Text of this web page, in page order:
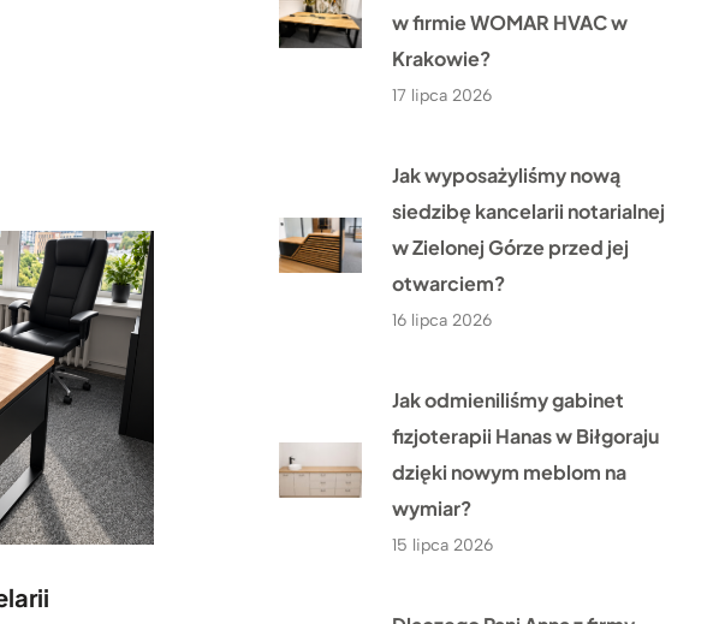
w firmie WOMAR HVAC w
Krakowie?
17 lipca 2026
Jak wyposażyliśmy nową
siedzibę kancelarii notarialnej
w Zielonej Górze przed jej
otwarciem?
16 lipca 2026
Jak odmieniliśmy gabinet
fizjoterapii Hanas w Biłgoraju
dzięki nowym meblom na
wymiar?
15 lipca 2026